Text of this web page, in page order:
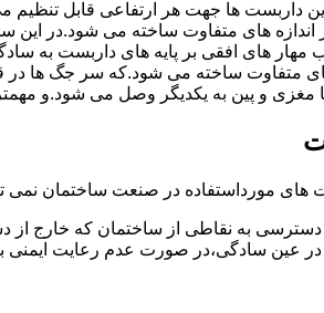
اندازه های متفاوت ساخته می شود.در
مهار های افقی بر پایه های داربست به
های متفاوت ساخته می شود.که سر جگ ها
مغزی و پین به یکدیگر وصل می شود.و
های مورداستفاده در صنعت ساختمان نمی
به نقاطی از ساختمان که خارج
عین سادگی،در صورت عدم رعایت ایمنی